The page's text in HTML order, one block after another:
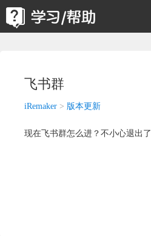
飞书群
iRemaker > 版本更新
现在飞书群怎么进？不小心退出了